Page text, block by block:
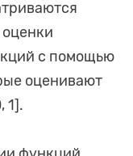
с помощью
оценивают
1].